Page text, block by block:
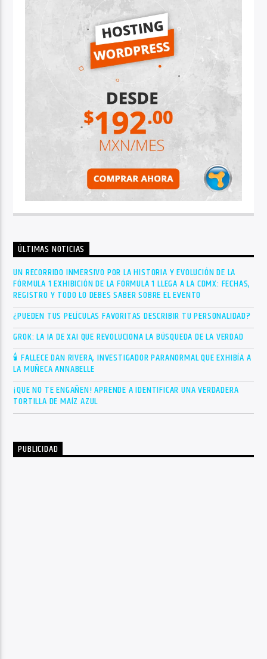
ÚLTIMAS NOTICIAS
UN RECORRIDO INMERSIVO POR LA HISTORIA Y EVOLUCIÓN DE LA
FÓRMULA 1 EXHIBICIÓN DE LA FÓRMULA 1 LLEGA A LA CDMX: FECHAS,
REGISTRO Y TODO LO DEBES SABER SOBRE EL EVENTO
¿PUEDEN TUS PELÍCULAS FAVORITAS DESCRIBIR TU PERSONALIDAD?
GROK: LA IA DE XAI QUE REVOLUCIONA LA BÚSQUEDA DE LA VERDAD
🕯 FALLECE DAN RIVERA, INVESTIGADOR PARANORMAL QUE EXHIBÍA A
LA MUÑECA ANNABELLE
¡QUE NO TE ENGAÑEN! APRENDE A IDENTIFICAR UNA VERDADERA
TORTILLA DE MAÍZ AZUL
PUBLICIDAD